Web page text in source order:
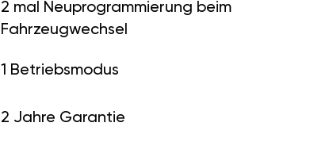
2 mal Neuprogrammierung beim
Fahrzeugwechsel
1 Betriebsmodus
2 Jahre Garantie